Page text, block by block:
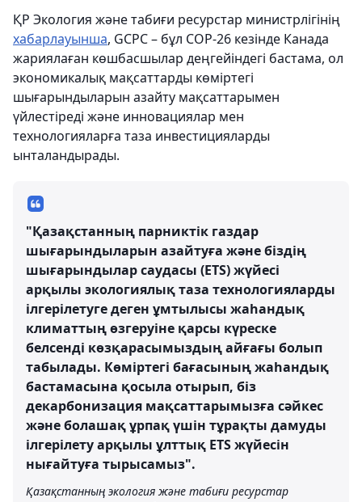
ҚР Экология және табиғи ресурстар министрлігінің
хабарлауынша, GCPC – бұл COP-26 кезінде Канада
жариялаған көшбасшылар деңгейіндегі бастама, ол
экономикалық мақсаттарды көміртегі
шығарындыларын азайту мақсаттарымен
үйлестіреді және инновациялар мен
технологияларға таза инвестицияларды
ынталандырады.
"Қазақстанның парниктік газдар
шығарындыларын азайтуға және біздің
шығарындылар саудасы (ETS) жүйесі
арқылы экологиялық таза технологияларды
ілгерілетуге деген ұмтылысы жаһандық
климаттың өзгеруіне қарсы күреске
белсенді көзқарасымыздың айғағы болып
табылады. Көміртегі бағасының жаһандық
бастамасына қосыла отырып, біз
декарбонизация мақсаттарымызға сәйкес
және болашақ ұрпақ үшін тұрақты дамуды
ілгерілету арқылы ұлттық ETS жүйесін
нығайтуға тырысамыз".
Қазақстанның экология және табиғи ресурстар